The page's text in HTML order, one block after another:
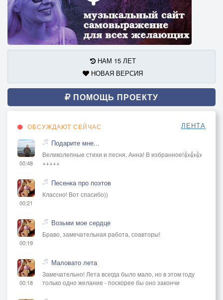
НАМ 15 ЛЕТ
НОВАЯ ВЕРСИЯ
ПОМОЩЬ ПРОЕКТУ
ОБСУЖДАЮТ СЕЙЧАС ЛЕНТА
00:48
Подарите мне...
Великолепные стихи и песня, Анна! В избранное!👍👍👍
+++++
00:21
Песенка про поэтов
Классно! Вот спасибо))
00:19
Возьми мое сердце
Браво, замечательная работа, соавторы!
00:18
Маловато лета
Замечательно! Лета всегда было мало, но в этом году
только одно желание - поскорее бы оно закончи